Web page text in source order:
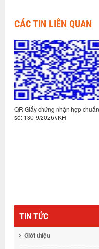
CÁC TIN LIÊN QUAN
QR Giấy chứng nhận hợp chuẩn
số: 130-9/2026VKH
TIN TỨC
Giới thiệu